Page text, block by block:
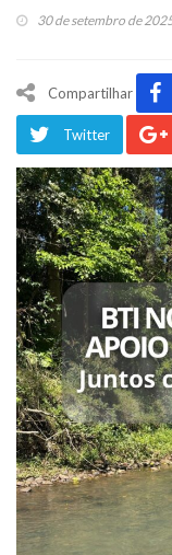
30 de setembro de
Compartilhar
Twitter